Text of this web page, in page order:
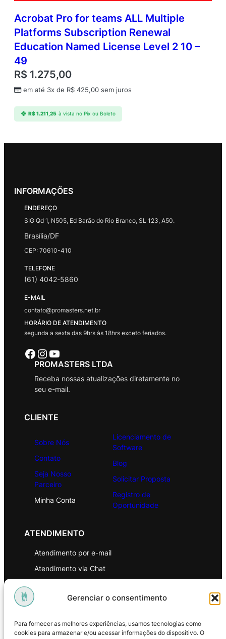
Gerenciar o consentimento
Para fornecer as melhores experiências, usamos tecnologias como
cookies para armazenar e/ou acessar informações do dispositivo. O
Acrobat Pro for teams ALL Multiple
Platforms Subscription Renewal
Education Named License Level 2 10 –
49
R$ 1.275,00
em até 3x de R$ 425,00 sem juros
R$1.211,25 à vista no Pix ou Boleto
INFORMAÇÕES
ENDEREÇO
SIG Qd 1, N505, Ed Barão do Rio Branco, SL 123, A50.
Brasília/DF
CEP: 70610-410
TELEFONE
(61) 4042-5860
E-MAIL
contato@promasters.net.br
HORÁRIO DE ATENDIMENTO
segunda a sexta das 9hrs às 18hrs exceto feriados.
Facebook Instagram Youtube
PROMASTERS LTDA
Receba nossas atualizações diretamente no
seu e-mail.
CLIENTE
Sobre Nós
Contato
Seja Nosso
Parceiro
Minha Conta
Licenciamento de
Software
Blog
Solicitar Proposta
Registro de
Oportunidade
ATENDIMENTO
Atendimento por e-mail
Atendimento via Chat
Política de Privacidade